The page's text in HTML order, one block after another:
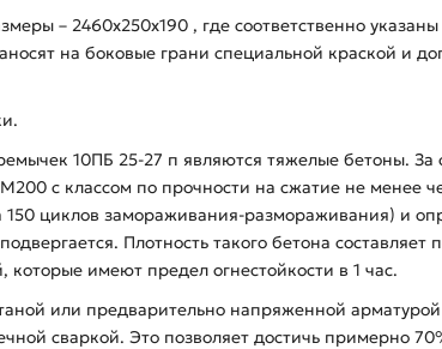
– 2460х250х190 , где соответственно
на боковые грани специальной краской и
10ПБ 25-27 п являются тяжелые бетоны. За
с классом по прочности на сжатие не менее
150 циклов замораживания-размораживания) и
Плотность такого бетона
имеют предел огнестойкости в 1 час.
или предварительно напряженной
сваркой. Это позволяет достичь примерно